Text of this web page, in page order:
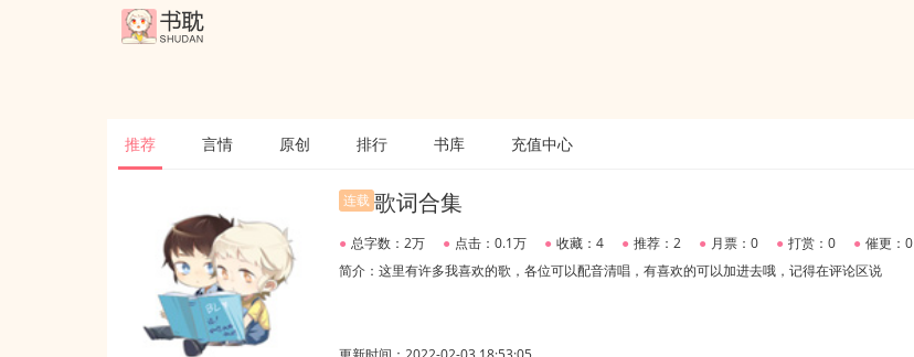
推荐 言情 原创 排行 书库 充值中心
连载 歌词合集
● 总字数：2万 ● 点击：0.1万 ● 收藏：4 ● 推荐：2 ● 月票：0 ● 打赏：0 ● 催更：0
简介：这里有许多我喜欢的歌，各位可以配音清唱，有喜欢的可以加进去哦，记得在评论区说